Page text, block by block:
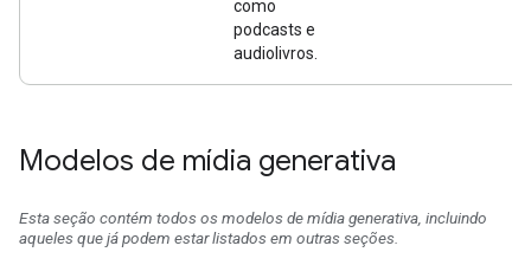
como
podcasts e
audiolivros.
Modelos de mídia generativa
Esta seção contém todos os modelos de mídia generativa, incluindo
aqueles que já podem estar listados em outras seções.